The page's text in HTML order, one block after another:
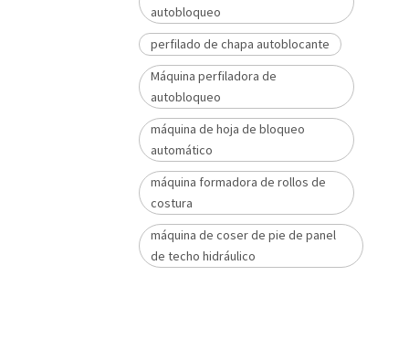
autobloqueo
perfilado de chapa autoblocante
Máquina perfiladora de
autobloqueo
máquina de hoja de bloqueo
automático
máquina formadora de rollos de
costura
máquina de coser de pie de panel
de techo hidráulico